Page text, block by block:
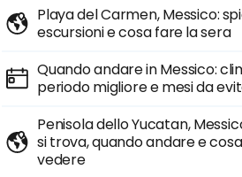
Playa del Carmen, Messico:
escursioni e cosa fare la sera
Quando andare in Messico:
periodo migliore e mesi da
Penisola dello Yucatan,
si trova, quando andare e cosa
vedere